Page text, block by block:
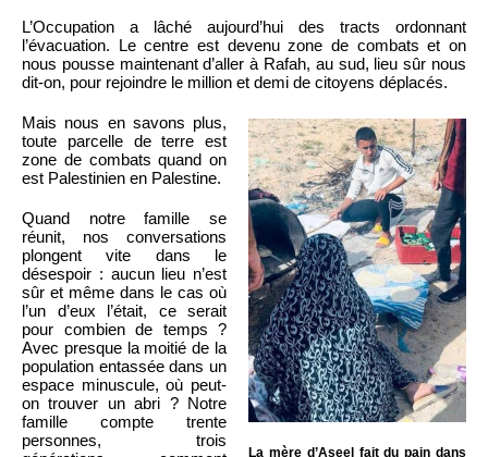
L’Occupation a lâché aujourd’hui des tracts ordonnant
l’évacuation. Le centre est devenu zone de combats et on
nous pousse maintenant d’aller à Rafah, au sud, lieu sûr nous
dit-on, pour rejoindre le million et demi de citoyens déplacés.
La mère d’Aseel fait du pain dans
Mais nous en savons plus,
toute parcelle de terre est
zone de combats quand on
est Palestinien en Palestine.
Quand notre famille se
réunit, nos conversations
plongent vite dans le
désespoir : aucun lieu n’est
sûr et même dans le cas où
l’un d’eux l’était, ce serait
pour combien de temps ?
Avec presque la moitié de la
population entassée dans un
espace minuscule, où peut-
on trouver un abri ? Notre
famille compte trente
personnes, trois